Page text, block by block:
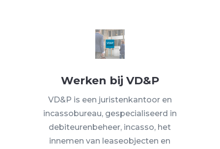
Werken bij VD&P
VD&P is een juristenkantoor en
incassobureau, gespecialiseerd in
debiteurenbeheer, incasso, het
innemen van leaseobjecten en